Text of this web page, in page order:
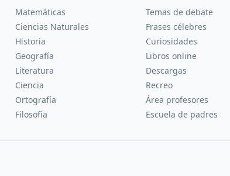
Matemáticas
Ciencias Naturales
Historia
Geografía
Literatura
Ciencia
Ortografía
Filosofía
Temas de debate
Frases célebres
Curiosidades
Libros online
Descargas
Recreo
Área profesores
Escuela de padres